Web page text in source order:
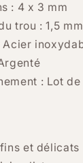
: 4 x 3 mm
trou : 1,5 mm
Acier
: Lot
et délicats